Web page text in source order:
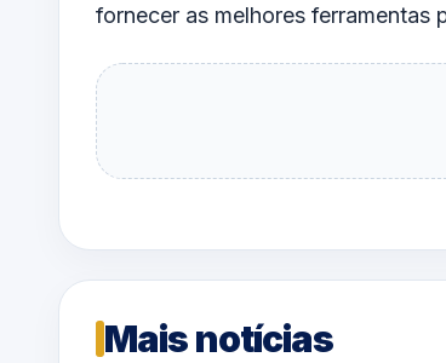
fornecer as melhores ferramentas
Mais notícias